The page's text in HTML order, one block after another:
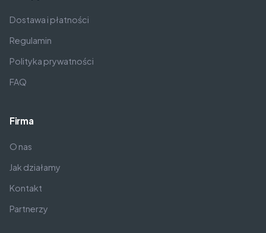
Dostawa i płatności
Regulamin
Polityka prywatności
FAQ
Firma
O nas
Jak działamy
Kontakt
Partnerzy